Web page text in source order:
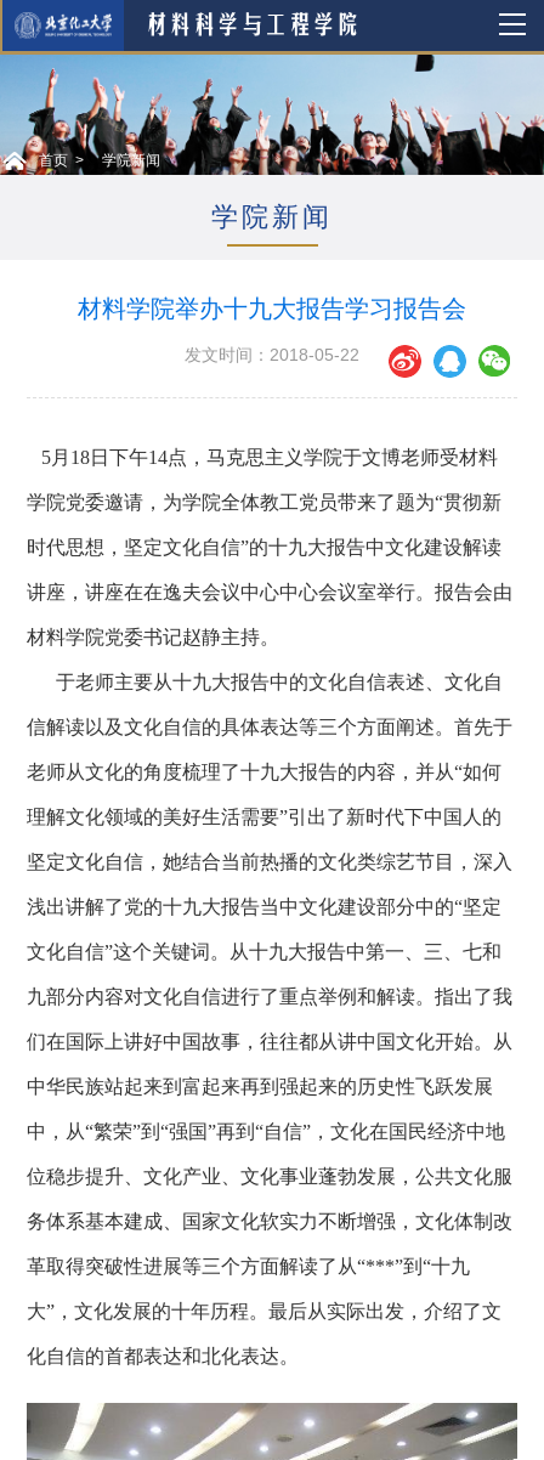
首页 学院新闻
学院新闻
材料学院举办十九大报告学习报告会
发文时间：2018-05-22
5月18日下午14点，马克思主义学院于文博老师受材料
学院党委邀请，为学院全体教工党员带来了题为“贯彻新
时代思想，坚定文化自信”的十九大报告中文化建设解读
讲座，讲座在在逸夫会议中心中心会议室举行。报告会由
材料学院党委书记赵静主持。
于老师主要从十九大报告中的文化自信表述、文化自
信解读以及文化自信的具体表达等三个方面阐述。首先于
老师从文化的角度梳理了十九大报告的内容，并从“如何
理解文化领域的美好生活需要”引出了新时代下中国人的
坚定文化自信，她结合当前热播的文化类综艺节目，深入
浅出讲解了党的十九大报告当中文化建设部分中的“坚定
文化自信”这个关键词。从十九大报告中第一、三、七和
九部分内容对文化自信进行了重点举例和解读。指出了我
们在国际上讲好中国故事，往往都从讲中国文化开始。从
中华民族站起来到富起来再到强起来的历史性飞跃发展
中，从“繁荣”到“强国”再到“自信”，文化在国民经济中地
位稳步提升、文化产业、文化事业蓬勃发展，公共文化服
务体系基本建成、国家文化软实力不断增强，文化体制改
革取得突破性进展等三个方面解读了从“***”到“十九
大”，文化发展的十年历程。最后从实际出发，介绍了文
化自信的首都表达和北化表达。